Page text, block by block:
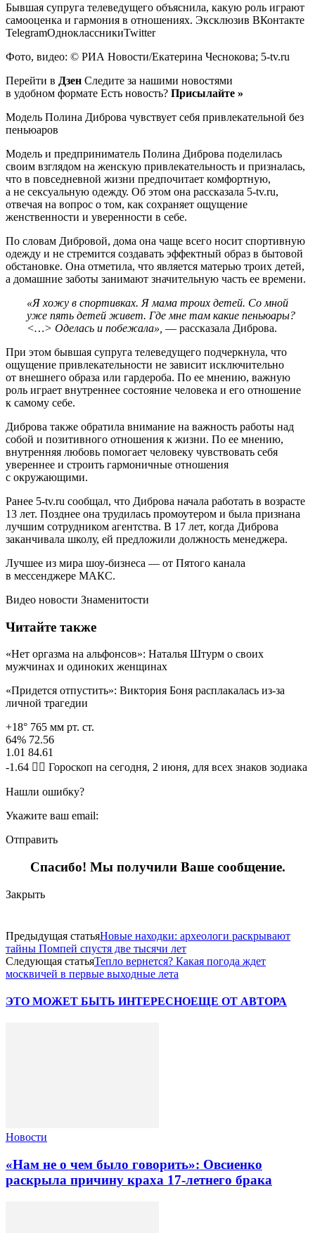
Бывшая супруга телеведущего объяснила, какую роль играют
самооценка и гармония в отношениях. Эксклюзив ВКонтакте
TelegramОдноклассникиTwitter
Фото, видео: © РИА Новости/Екатерина Чеснокова; 5-tv.ru
Перейти в Дзен Следите за нашими новостями
в удобном формате Есть новость? Присылайте »
Модель Полина Диброва чувствует себя привлекательной без
пеньюаров
Модель и предприниматель Полина Диброва поделилась
своим взглядом на женскую привлекательность и призналась,
что в повседневной жизни предпочитает комфортную,
а не сексуальную одежду. Об этом она рассказала 5-tv.ru,
отвечая на вопрос о том, как сохраняет ощущение
женственности и уверенности в себе.
По словам Дибровой, дома она чаще всего носит спортивную
одежду и не стремится создавать эффектный образ в бытовой
обстановке. Она отметила, что является матерью троих детей,
а домашние заботы занимают значительную часть ее времени.
«Я хожу в спортивках. Я мама троих детей. Со мной
уже пять детей живет. Где мне там какие пеньюары?
<…> Оделась и побежала», — рассказала Диброва.
При этом бывшая супруга телеведущего подчеркнула, что
ощущение привлекательности не зависит исключительно
от внешнего образа или гардероба. По ее мнению, важную
роль играет внутреннее состояние человека и его отношение
к самому себе.
Диброва также обратила внимание на важность работы над
собой и позитивного отношения к жизни. По ее мнению,
внутренняя любовь помогает человеку чувствовать себя
увереннее и строить гармоничные отношения
с окружающими.
Ранее 5-tv.ru сообщал, что Диброва начала работать в возрасте
13 лет. Позднее она трудилась промоутером и была признана
лучшим сотрудником агентства. В 17 лет, когда Диброва
заканчивала школу, ей предложили должность менеджера.
Лучшее из мира шоу-бизнеса — от Пятого канала
в мессенджере МАКС.
Видео новости Знаменитости
Читайте также
«Нет оргазма на альфонсов»: Наталья Штурм о своих
мужчинах и одиноких женщинах
«Придется отпустить»: Виктория Боня расплакалась из-за
личной трагедии
+18° 765 мм рт. ст.
64% 72.56
1.01 84.61
-1.64 🧙‍♀ Гороскоп на сегодня, 2 июня, для всех знаков зодиака
Нашли ошибку?
Укажите ваш email:
Отправить
Спасибо! Мы получили Ваше сообщение.
Закрыть
Предыдущая статьяНовые находки: археологи раскрывают
тайны Помпей спустя две тысячи лет
Следующая статьяТепло вернется? Какая погода ждет
москвичей в первые выходные лета
ЭТО МОЖЕТ БЫТЬ ИНТЕРЕСНОЕЩЕ ОТ АВТОРА
Новости
«Нам не о чем было говорить»: Овсиенко
раскрыла причину краха 17-летнего брака